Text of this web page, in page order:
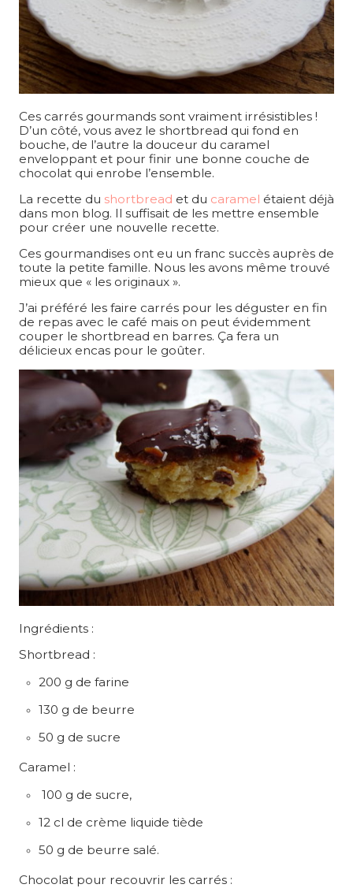
Ces carrés gourmands sont vraiment irrésistibles !
D’un côté, vous avez le shortbread qui fond en
bouche, de l’autre la douceur du caramel
enveloppant et pour finir une bonne couche de
chocolat qui enrobe l’ensemble.
La recette du shortbread et du caramel étaient déjà
dans mon blog. Il suffisait de les mettre ensemble
pour créer une nouvelle recette.
Ces gourmandises ont eu un franc succès auprès de
toute la petite famille. Nous les avons même trouvé
mieux que « les originaux ».
J’ai préféré les faire carrés pour les déguster en fin
de repas avec le café mais on peut évidemment
couper le shortbread en barres. Ça fera un
délicieux encas pour le goûter.
Ingrédients :
Shortbread :
200 g de farine
130 g de beurre
50 g de sucre
Caramel :
100 g de sucre,
12 cl de crème liquide tiède
50 g de beurre salé.
Chocolat pour recouvrir les carrés :